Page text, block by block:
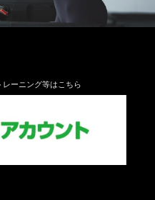
ーニング等はこちら